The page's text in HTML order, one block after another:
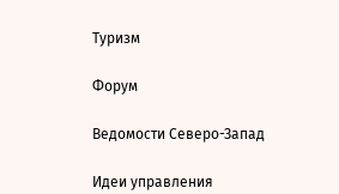
Туризм
Форум
Ведомости Северо-Запад
Идеи управления